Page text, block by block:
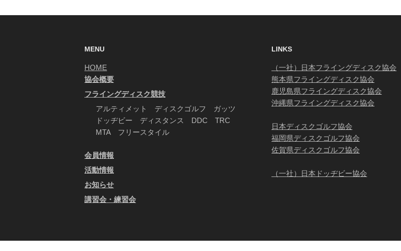
送
り
MENU
HOME
協会概要
フライングディスク競技
アルティメット ディスクゴルフ ガッツ
ドッヂビー ディスタンス DDC TRC
MTA フリースタイル
会員情報
活動情報
お知らせ
講習会・練習会
LINKS
（一社）日本フライングディスク協会
熊本県フライングディスク協会
鹿児島県フライングディスク協会
沖縄県フライングディスク協会
日本ディスクゴルフ協会
福岡県ディスクゴルフ協会
佐賀県ディスクゴルフ協会
（一社）日本ドッヂビー協会